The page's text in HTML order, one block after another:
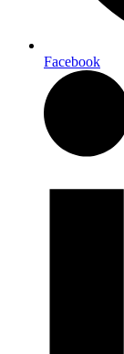
Facebook